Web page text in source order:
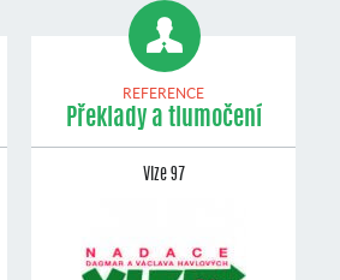
REFERENCE
Překlady a tlumočení
Vize 97